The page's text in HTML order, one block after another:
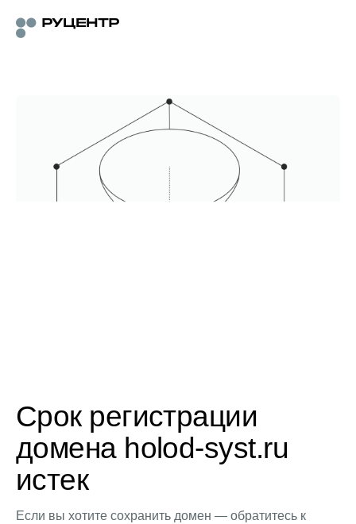
Срок регистрации
домена holod-syst.ru
истек
Если вы хотите сохранить домен — обратитесь к